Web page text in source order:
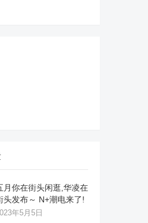
月你在街头闲逛,华凌在
头发布～ N+潮电来了!
年5月5日